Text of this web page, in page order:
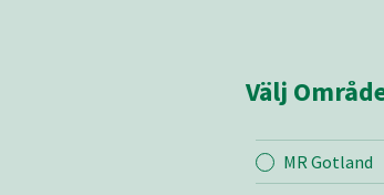
Mina sidor
Välj
MR Gotland